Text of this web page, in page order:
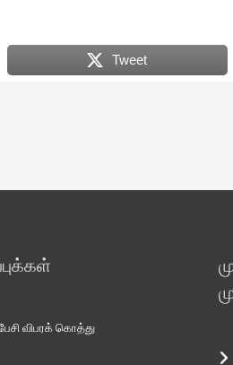
Tweet
விபரக் கொத்து